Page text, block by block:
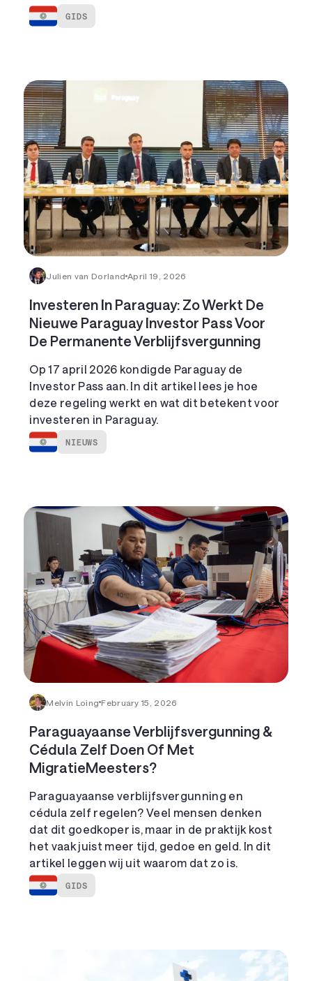
GIDS
Julien van Dorland April 19, 2026
Investeren In Paraguay: Zo Werkt De
Nieuwe Paraguay Investor Pass Voor
De Permanente Verblijfsvergunning
Op 17 april 2026 kondigde Paraguay de
Investor Pass aan. In dit artikel lees je hoe
deze regeling werkt en wat dit betekent voor
investeren in Paraguay.
NIEUWS
Melvin Loing February 15, 2026
Paraguayaanse Verblijfsvergunning &
Cédula Zelf Doen Of Met
MigratieMeesters?
Paraguayaanse verblijfsvergunning en
cédula zelf regelen? Veel mensen denken
dat dit goedkoper is, maar in de praktijk kost
het vaak juist meer tijd, gedoe en geld. In dit
artikel leggen wij uit waarom dat zo is.
GIDS